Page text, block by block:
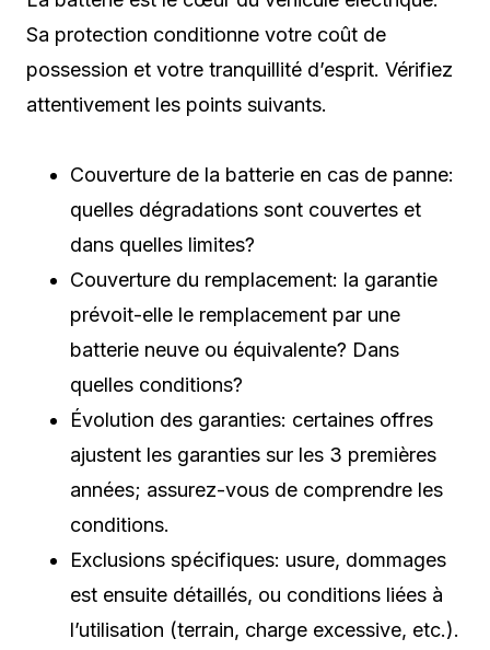
Sa protection conditionne votre coût de
possession et votre tranquillité d’esprit. Vérifiez
attentivement les points suivants.
Couverture de la batterie en cas de panne:
quelles dégradations sont couvertes et
dans quelles limites?
Couverture du remplacement: la garantie
prévoit-elle le remplacement par une
batterie neuve ou équivalente? Dans
quelles conditions?
Évolution des garanties: certaines offres
ajustent les garanties sur les 3 premières
années; assurez-vous de comprendre les
conditions.
Exclusions spécifiques: usure, dommages
est ensuite détaillés, ou conditions liées à
l’utilisation (terrain, charge excessive, etc.).